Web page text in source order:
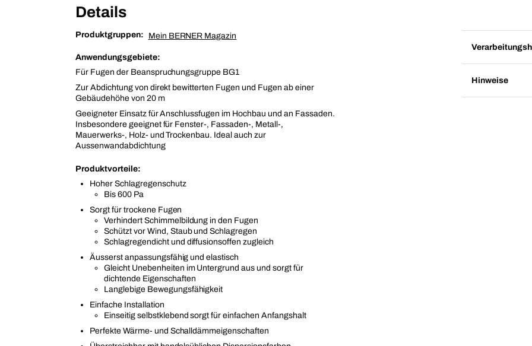
Details
Produktgruppen: Mein BERNER Magazin
Anwendungsgebiete:
Für Fugen der Beanspruchungsgruppe BG1
Zur Abdichtung von direkt bewitterten Fugen und Fugen ab einer
Gebäudehöhe von 20 m
Geeigneter Einsatz für Anschlussfugen im Hochbau und an Fassaden.
Insbesondere geeignet für Fenster-, Fassaden-, Metall-,
Mauerwerks-, Holz- und Trockenbau. Ideal auch zur
Aussenwandabdichtung
Produktvorteile:
Hoher Schlagregenschutz
Bis 600 Pa
Sorgt für trockene Fugen
Verhindert Schimmelbildung in den Fugen
Schützt vor Wind, Staub und Schlagregen
Schlagregendicht und diffusionsoffen zugleich
Äusserst anpassungsfähig und elastisch
Gleicht Unebenheiten im Untergrund aus und sorgt für
dichtende Eigenschaften
Langlebige Bewegungsfähigkeit
Einfache Installation
Einseitig selbstklebend sorgt für einfachen Anfangshalt
Perfekte Wärme- und Schalldämmeigenschaften
Hinweise